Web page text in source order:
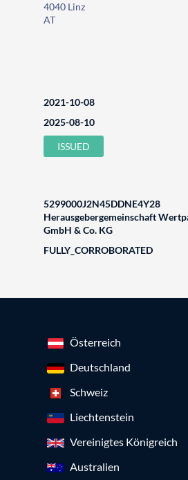
4040 Linz
AT
2021-10-08
2025-08-10
ISSUED
5299000J2N45DDNE4Y28
Herausgebergemeinschaft
GmbH & Co. KG
FULLY_CORROBORATED
Österreich
Deutschland
Schweiz
Liechtenstein
Vereinigtes Königreich
Australien